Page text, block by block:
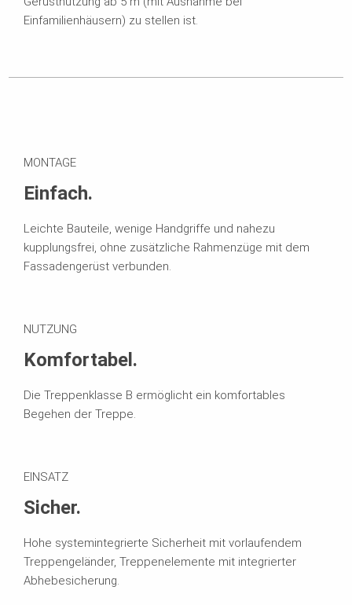
Einfamilienhäusern) zu stellen ist.
MONTAGE
Einfach.
Leichte Bauteile, wenige Handgriffe und nahezu
kupplungsfrei, ohne zusätzliche Rahmenzüge mit dem
Fassadengerüst verbunden.
NUTZUNG
Komfortabel.
Die Treppenklasse B ermöglicht ein komfortables
Begehen der Treppe.
EINSATZ
Sicher.
Hohe systemintegrierte Sicherheit mit vorlaufendem
Treppengeländer, Treppenelemente mit integrierter
Abhebesicherung.